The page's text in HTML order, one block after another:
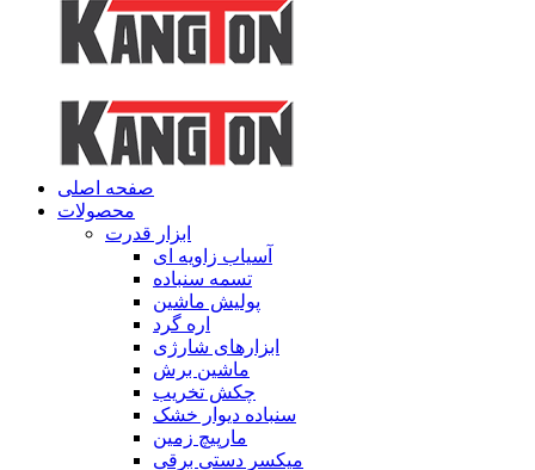
صفحه اصلی
محصولات
ابزار قدرت
آسیاب زاویه ای
تسمه سنباده
پولیش ماشین
اره گرد
ابزارهای شارژی
ماشین برش
چکش تخریب
سنباده دیوار خشک
مارپیچ زمین
میکسر دستی برقی